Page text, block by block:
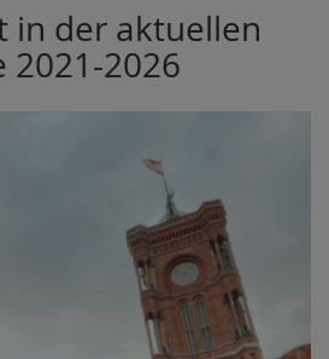
in der aktuellen
2021-2026